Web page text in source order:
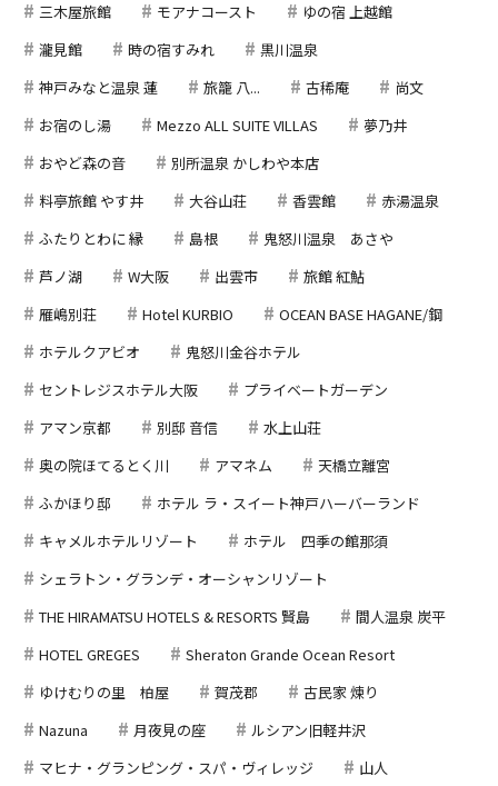
三木屋旅館
モアナコースト
ゆの宿 上越館
瀧見館
時の宿すみれ
黒川温泉
神戸みなと温泉 蓮
旅籠 八... 古稀庵
尚文
お宿のし湯
Mezzo ALL SUITE VILLAS
夢乃井
おやど森の音
別所温泉 かしわや本店
料亭旅館 やす井
大谷山荘 香雲館
赤湯温泉
ふたりとわに 縁
島根
鬼怒川温泉 あさや
芦ノ湖
W大阪 出雲市
旅館 紅鮎
雁嶋別荘
Hotel KURBIO
OCEAN BASE HAGANE/鋼
ホテルクアビオ
鬼怒川金谷ホテル
セントレジスホテル大阪
プライベートガーデン
アマン京都
別邸 音信
水上山荘
奥の院ほてるとく川
アマネム
天橋立離宮
ふかほり邸
ホテル ラ・スイート神戸ハーバーランド
キャメルホテルリゾート
ホテル 四季の館那須
シェラトン・グランデ・オーシャンリゾート
THE HIRAMATSU HOTELS & RESORTS 賢島
間人温泉 炭平
HOTEL GREGES
Sheraton Grande Ocean Resort
ゆけむりの里 柏屋
賀茂郡
古民家 煉り
Nazuna
月夜見の座
ルシアン旧軽井沢
マヒナ・グランピング・スパ・ヴィレッジ
山人